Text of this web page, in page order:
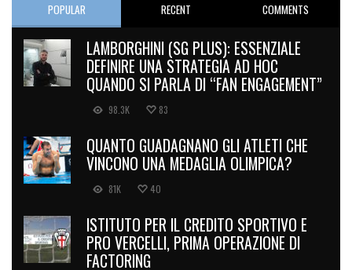
POPULAR RECENT COMMENTS
LAMBORGHINI (SG PLUS): ESSENZIALE
DEFINIRE UNA STRATEGIA AD HOC
QUANDO SI PARLA DI “FAN ENGAGEMENT”
98.3K 83
QUANTO GUADAGNANO GLI ATLETI CHE
VINCONO UNA MEDAGLIA OLIMPICA?
81K 40
ISTITUTO PER IL CREDITO SPORTIVO E
PRO VERCELLI, PRIMA OPERAZIONE DI
FACTORING